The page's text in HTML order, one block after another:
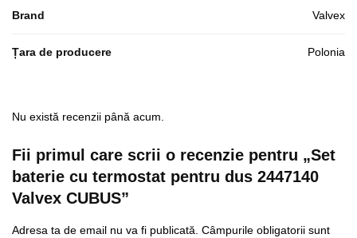
Brand Valvex
Țara de producere Polonia
Nu există recenzii până acum.
Fii primul care scrii o recenzie pentru „Set
baterie cu termostat pentru dus 2447140
Valvex CUBUS”
Adresa ta de email nu va fi publicată. Câmpurile obligatorii sunt